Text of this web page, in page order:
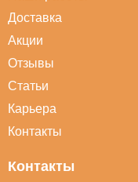
Доставка
Акции
Отзывы
Статьи
Карьера
Контакты
Контакты